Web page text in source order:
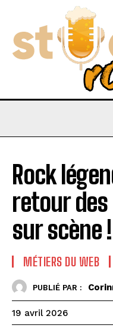
Rock
retour
sur scène !
MÉTIERS DU WEB
PUBLIÉ PAR :
19 avril 2026